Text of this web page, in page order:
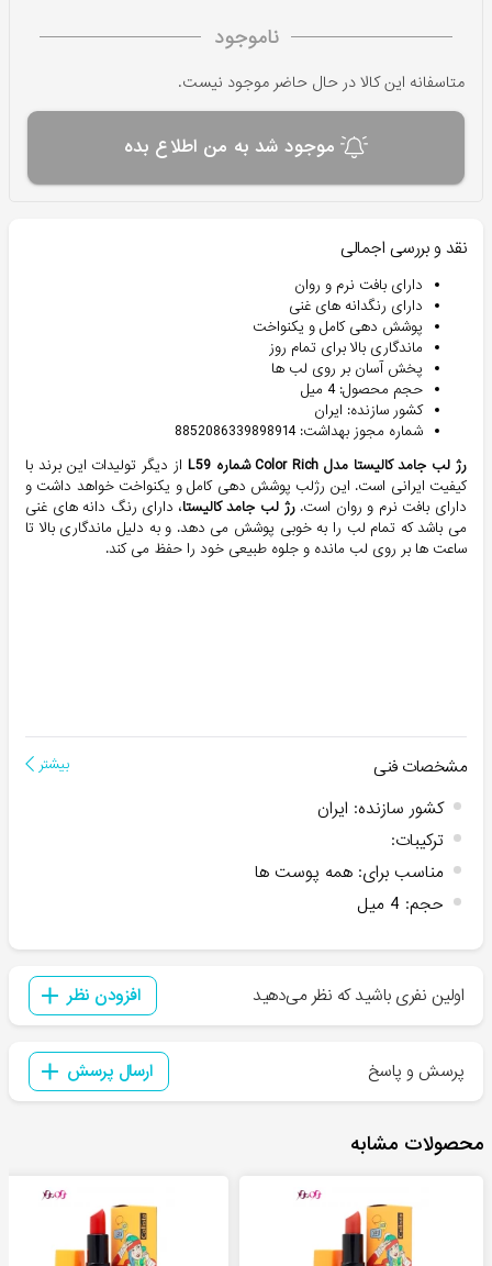
ناموجود
متاسفانه این کالا در حال حاضر موجود نیست.
موجود شد به من اطلاع بده
نقد و بررسی اجمالی
دارای بافت نرم و روان
دارای رنگدانه های غنی
پوشش دهی کامل و یکنواخت
ماندگاری بالا برای تمام روز
پخش آسان بر روی لب ها
حجم محصول: 4 میل
کشور سازنده: ایران
شماره مجوز بهداشت: 8852086339898914
رژ لب جامد کالیستا مدل Color Rich شماره L59
از دیگر تولیدات این برند با
کیفیت ایرانی است. این رژلب پوشش دهی کامل و یکنواخت خواهد داشت و
دارای بافت نرم و روان است. رژ لب جامد كالیستا، دارای رنگ دانه های غنی
می باشد که تمام لب را به خوبی پوشش می دهد. و به دلیل ماندگاری بالا تا
ساعت ها بر روی لب مانده و جلوه طبیعی خود را حفظ می کند.
مشخصات فنی بیشتر
کشور سازنده: ایران
ترکیبات:
مناسب برای: همه پوست ها
حجم: 4 میل
اولین نفری باشید که نظر می‌دهید افزودن نظر
پرسش و پاسخ ارسال پرسش
محصولات مشابه